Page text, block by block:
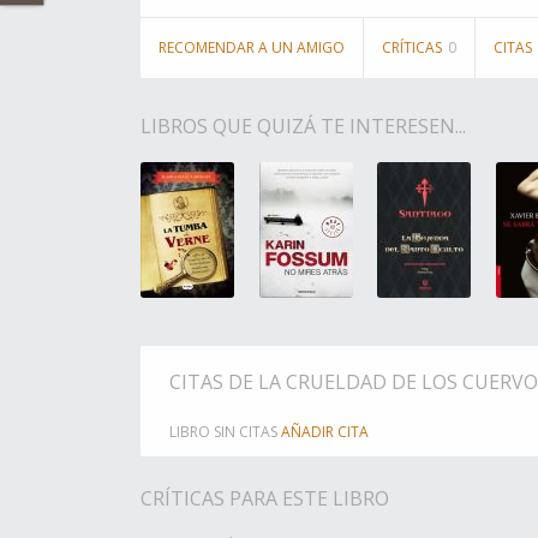
RECOMENDAR A UN AMIGO CRÍTICAS 0 CITAS
LIBROS QUE QUIZÁ TE INTERESEN...
CITAS DE LA CRUELDAD DE LOS
LIBRO SIN CITASAÑADIR CITA
CRÍTICAS PARA ESTE LIBRO